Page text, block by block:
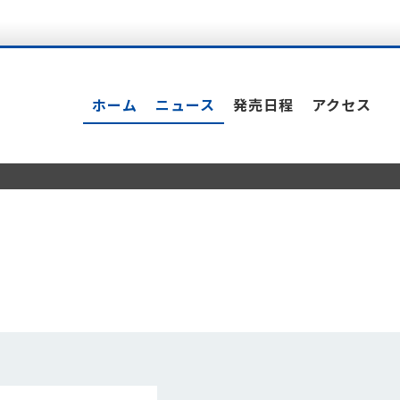
ホーム ニュース 発売日程 アクセス